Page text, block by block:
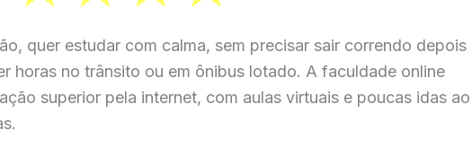
quer estudar com calma, sem precisar sair correndo depois
horas no trânsito ou em ônibus lotado. A faculdade online
superior pela internet, com aulas virtuais e poucas idas ao